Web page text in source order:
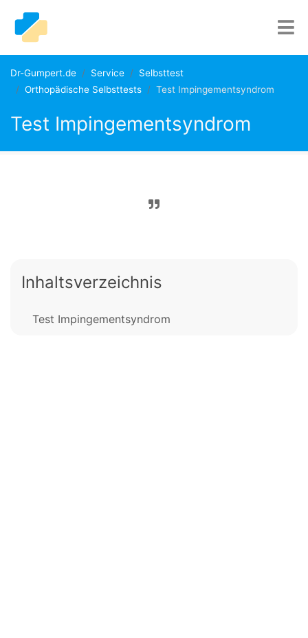
Dr-Gumpert.de Service
Selbsttest
Orthopädische Selbsttests
Test Impingementsyndrom
Test Impingementsyndrom
Inhaltsverzeichnis
Test Impingementsyndrom